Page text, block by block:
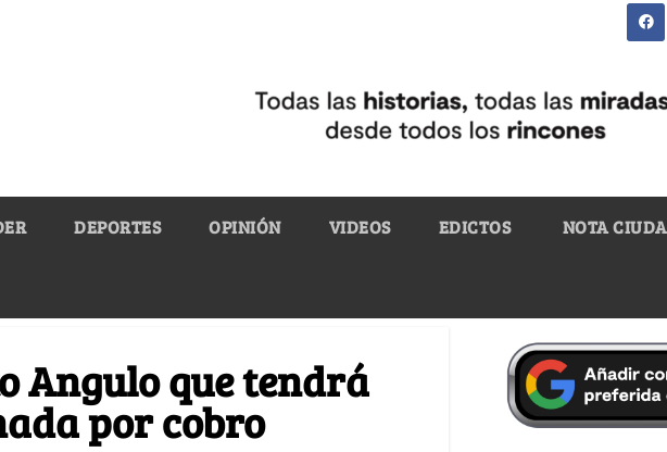
DEPORTES OPINIÓN VIDEOS EDICTOS NOTA
Angulo que tendrá
por cobro